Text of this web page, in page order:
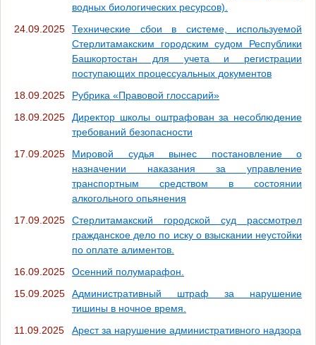
водных биологических ресурсов).
24.09.2025
Технические сбои в системе, используемой
Стерлитамакским городским судом Республики
Башкортостан для учета и регистрации
поступающих процессуальных документов
18.09.2025
Рубрика «Правовой глоссарий»
18.09.2025
Директор школы оштрафован за несоблюдение
требований безопасности
17.09.2025
Мировой судья вынес постановление о
назначении наказания за управление
транспортным средством в состоянии
алкогольного опьянения
17.09.2025
Стерлитамакский городской суд рассмотрел
гражданское дело по иску о взыскании неустойки
по оплате алиментов.
16.09.2025
Осенний полумарафон.
15.09.2025
Административный штраф за нарушение
тишины в ночное время.
11.09.2025
Арест за нарушение административного надзора